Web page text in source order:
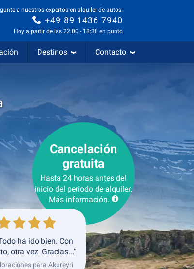
a nuestros expertos en alquiler de autos:
+49 89 1436 7940
Hoy a partir de las 22:00 - 18:30 en punto
Destinos Contacto
Cancelación
gratuita
Hasta 24 horas antes del
inicio del periodo de alquiler.
Más información.
ha ido bien. Con
otra vez. Gracias...”
para Akureyri